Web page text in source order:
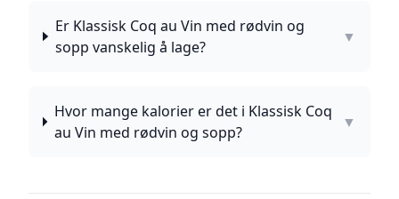
Er Klassisk Coq au Vin med rødvin og
sopp vanskelig å lage?
▼
Hvor mange kalorier er det i Klassisk Coq
au Vin med rødvin og sopp?
▼